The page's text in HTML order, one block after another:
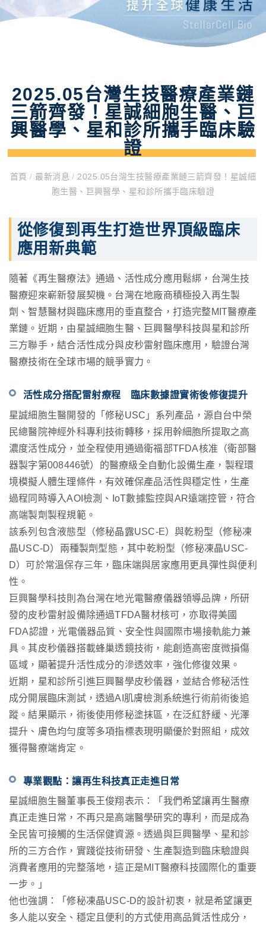
2025.05台灣生技醫療產業鏈
三箭齊發！星誠細胞生醫、巨
興醫學、星和診所攜手臨床驗
證
首頁/ 最新消息/ 2025.05台灣生技醫療產業鏈三箭齊發！星誠細
胞生醫、巨興醫學、星和診所攜手臨床驗證
從修復到再生打造世界頂級臨床
應用新典範
隨著《再生醫療法》通過、活性成分應用鬆綁，台灣生技
醫療迎來嶄新發展契機。台灣在地廠商積極投入再生製
劑、智慧醫材與臨床應用的垂直整合，打造完整MIT醫療產
業鏈。近期，由星誠細胞生醫、巨興醫學科技與星和診所
三方聯手，結合活性成分與皮秒雷射臨床應用，驗證台灣
醫療技術在全球市場的競爭實力。
活性成分搭配雷射療程 臨床數據證實術後修復提升
星誠細胞生醫開發的「修秘USC 」系列產品，源自台中榮
民總醫院神經外科專利技術轉移，採用幹細胞所提取之高
濃度活性成分，並全程使用通過衛福部TFDA核准（衛部醫
器製字第008446號）的醫療級全自動化設備生產，製程環
境模擬人體生理條件，有效確保產品活性與穩定性，生產
過程同時導入AOI檢測、 IoT數據監控與AR遠端控管，符合
高端製劑製程規範。
該系列包含液態型（修秘晶露USC-E）與乾粉型（修秘凍
晶USC-D）兩種製劑型態，其中乾粉型（修秘凍晶USC-
D）可於常溫保存三年，臨床端與居家應用更具彈性與便利
性。
巨興醫學科技則為台灣在地光電醫療儀器領導品牌，所研
發的皮秒雷射設備除通過TFDA醫材核可，亦取得美國
FDA認證，光電儀器品質、安全性與國際市場接軌能力兼
具。其皮秒儀器搭載蜂巢透鏡技術，能創造高密度微損傷
區域，顯著提升活性成分的滲透效率，強化修復效果。
近期，星和診所引進巨興醫學皮秒儀器，並結合修秘活性
成分開展臨床測試，透過AI 肌膚檢測系統進行術前術後追
蹤。結果顯示，術後使用修秘塗抹區，在泛紅舒緩、光澤
提升、膚色均勻度等多項指標表現明顯優於對照組，成效
獲得醫療端肯定。
專業觀點：讓再生科技真正走進日常
星誠細胞生醫董事長王俊翔表示：「我們希望讓再生醫療
真正走進日常，不再只是高端醫學研究的專利，而是成為
全民皆可接觸的生活保健資源。透過與巨興醫學、星和診
所的三方合作，實踐從技術研發、生產製造到臨床驗證與
消費者應用的完整落地，這正是MIT醫療科技國際化的重要
一步。」
他也強調：「修秘凍晶USC-D的設計初衷，就是希望讓更
多人能以安全、穩定且便利的方式使用高品質活性成分，